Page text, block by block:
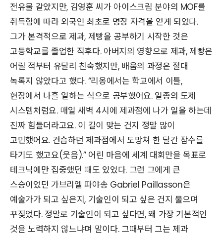
전유물 같았지만, 김영훈 씨가 아이스크림 분야의 MOF를
취득함에 따라 외국인 최초로 명장 자격을 얻게 되었다.
그가 본격적으로 제과, 제빵을 공부하기 시작한 것은
고등학교를 졸업한 직후다. 아버지의 영향으로 제과, 제빵은
어릴 적부터 유달리 친숙했지만, 배움의 과정은 절대
녹록지 않았다고 했다. “리옹에서는 학교에서 이틀,
현장에서 나흘 일하는 식으로 공부했어요. 일종의 도제
시스템처럼요. 매일 새벽 4시에 제과점에 나가 일을 하는데
진짜 힘들더라고요. 이 길이 맞는 건지 정말 많이
고민했어요. 견습하던 제과점에서 도망쳐 한 달간 잠수를
타기도 했고요(웃음).” 어린 마음에 세계 대회만을 목표로
테크닉에만 집중했던 때도 있었다. 그런 그에게 큰
스승이었던 가브리엘 파야송 Gabriel Paillasson은
예술가가 되고 싶은지, 기술인이 되고 싶은 건지 물으며
꾸짖었다. 정말로 기술인이 되고 싶다면, 왜 가장 기본적인
것을 노력하지 않느냐며 말이다. 그때부터 그는 제과